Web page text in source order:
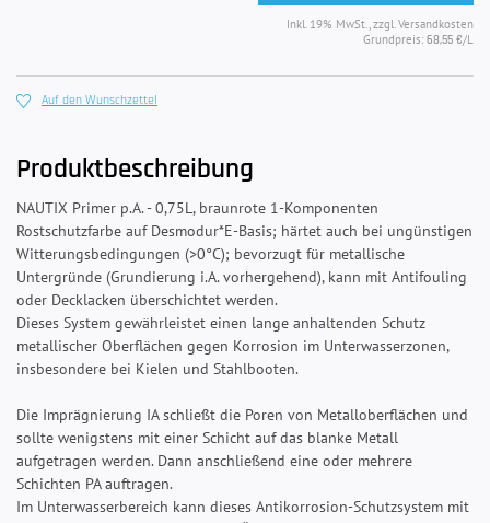
Inkl. 19% MwSt., zzgl. Versandkosten
Grundpreis: 68,55 €/L
Auf den Wunschzettel
Produktbeschreibung
NAUTIX Primer p.A. - 0,75L, braunrote 1-Komponenten
Rostschutzfarbe auf Desmodur*E-Basis; härtet auch bei ungünstigen
Witterungsbedingungen (>0°C); bevorzugt für metallische
Untergründe (Grundierung i.A. vorhergehend), kann mit Antifouling
oder Decklacken überschichtet werden.
Dieses System gewährleistet einen lange anhaltenden Schutz
metallischer Oberflächen gegen Korrosion im Unterwasserzonen,
insbesondere bei Kielen und Stahlbooten.
Die Imprägnierung IA schließt die Poren von Metalloberflächen und
sollte wenigstens mit einer Schicht auf das blanke Metall
aufgetragen werden. Dann anschließend eine oder mehrere
Schichten PA auftragen.
Im Unterwasserbereich kann dieses Antikorrosion-Schutzsystem mit